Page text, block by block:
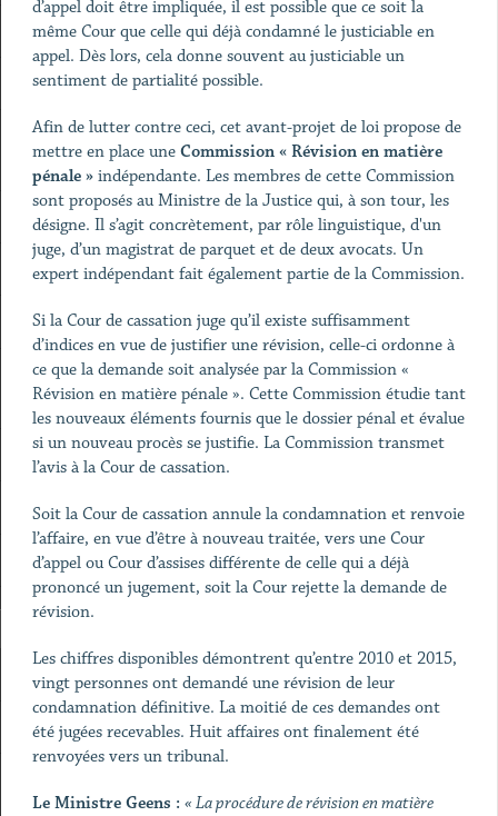
d’appel doit être impliquée, il est possible que ce soit la
même Cour que celle qui déjà condamné le justiciable en
appel. Dès lors, cela donne souvent au justiciable un
sentiment de partialité possible.
Afin de lutter contre ceci, cet avant-projet de loi propose de
mettre en place une Commission « Révision en matière
pénale »indépendante. Les membres de cette Commission
sont proposés au Ministre de la Justice qui, à son tour, les
désigne. Il s’agit concrètement, par rôle linguistique, d'un
juge, d’un magistrat de parquet et de deux avocats. Un
expert indépendant fait également partie de la Commission.
Si la Cour de cassation juge qu’il existe suffisamment
d’indices en vue de justifier une révision, celle-ci ordonne à
ce que la demande soit analysée par la Commission «
Révision en matière pénale ». Cette Commission étudie tant
les nouveaux éléments fournis que le dossier pénal et évalue
si un nouveau procès se justifie. La Commission transmet
l’avis à la Cour de cassation.
Soit la Cour de cassation annule la condamnation et renvoie
l’affaire, en vue d’être à nouveau traitée, vers une Cour
d’appel ou Cour d’assises différente de celle qui a déjà
prononcé un jugement, soit la Cour rejette la demande de
révision.
Les chiffres disponibles démontrent qu’entre 2010 et 2015,
vingt personnes ont demandé une révision de leur
condamnation définitive. La moitié de ces demandes ont
été jugées recevables. Huit affaires ont finalement été
renvoyées vers un tribunal.
Le Ministre Geens : « La procédure de révision en matière